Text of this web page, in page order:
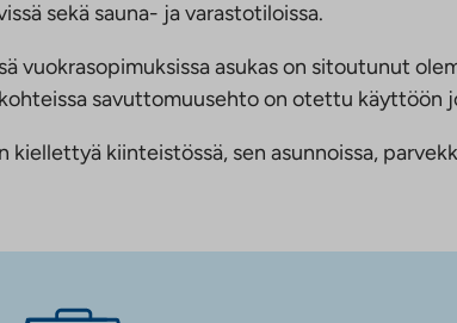
sekä sauna- ja varastotiloissa.
vuokrasopimuksissa asukas on sitoutunut
savuttomuusehto on otettu käyttöön
kiinteistössä, sen asunnoissa,